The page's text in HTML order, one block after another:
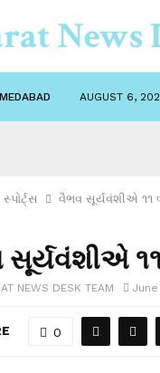
News
AUGUST 6,
સ્પોર્ટ્સ વૈભવ સૂર્યવંશીએ ૧૧
૧૧
NEWS DESK TEAM June
0